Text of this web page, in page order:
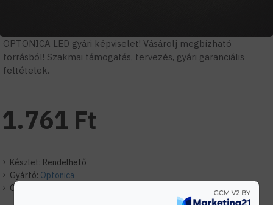
OPTONICA LED gyári képviselet! Vásárolj megbízható
forrásból! Szakmai támogatás, tervezés, gyári garanciális
feltételek.
Készlet: Rendelhető
Gyártó: Optonica
Cikkszám:
1.761 Ft